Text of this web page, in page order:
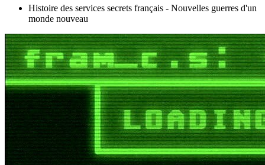
Histoire des services secrets français - Nouvelles guerres d'un
monde nouveau